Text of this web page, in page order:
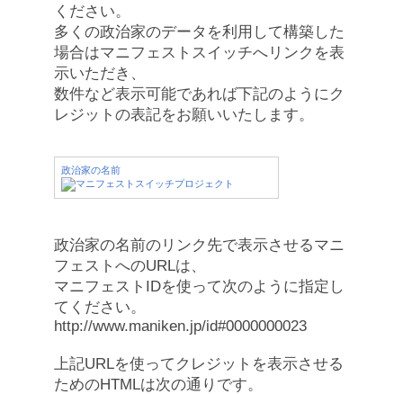
ください。
多くの政治家のデータを利用して構築した
場合はマニフェストスイッチへリンクを表
示いただき、
数件など表示可能であれば下記のようにク
レジットの表記をお願いいたします。
政治家の名前
政治家の名前のリンク先で表示させるマニ
フェストへのURLは、
マニフェストIDを使って次のように指定し
てください。
http://www.maniken.jp/id#0000000023
上記URLを使ってクレジットを表示させる
ためのHTMLは次の通りです。